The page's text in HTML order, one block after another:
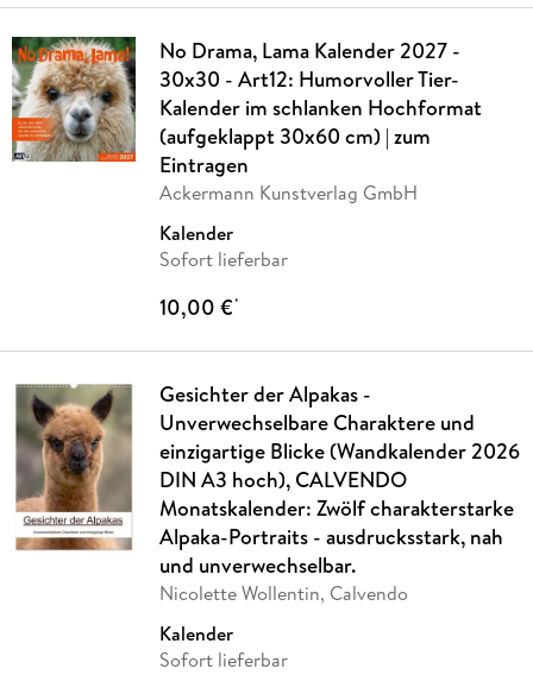
No Drama, Lama Kalender 2027 -
30x30 - Art12: Humorvoller Tier-
Kalender im schlanken Hochformat
(aufgeklappt 30x60 cm) | zum
Eintragen
Ackermann Kunstverlag GmbH
Kalender
Sofort lieferbar
10,00 €*
Gesichter der Alpakas -
Unverwechselbare Charaktere und
einzigartige Blicke (Wandkalender 2026
DIN A3 hoch), CALVENDO
Monatskalender: Zwölf charakterstarke
Alpaka-Portraits - ausdrucksstark, nah
und unverwechselbar.
Nicolette Wollentin, Calvendo
Kalender
Sofort lieferbar